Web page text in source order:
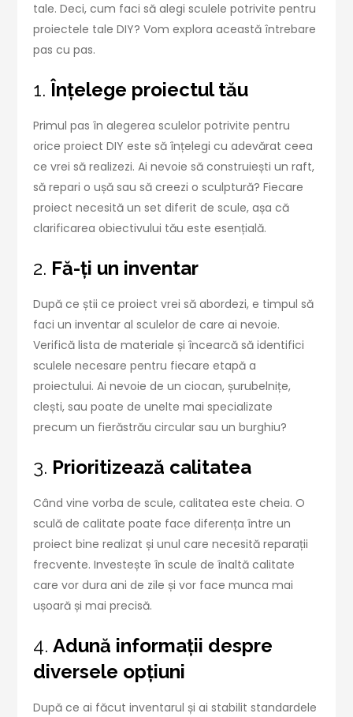
tale. Deci, cum faci să alegi sculele potrivite pentru
proiectele tale DIY? Vom explora această întrebare
pas cu pas.
1. Înțelege proiectul tău
Primul pas în alegerea sculelor potrivite pentru
orice proiect DIY este să înțelegi cu adevărat ceea
ce vrei să realizezi. Ai nevoie să construiești un raft,
să repari o ușă sau să creezi o sculptură? Fiecare
proiect necesită un set diferit de scule, așa că
clarificarea obiectivului tău este esențială.
2. Fă-ți un inventar
După ce știi ce proiect vrei să abordezi, e timpul să
faci un inventar al sculelor de care ai nevoie.
Verifică lista de materiale și încearcă să identifici
sculele necesare pentru fiecare etapă a
proiectului. Ai nevoie de un ciocan, șurubelnițe,
clești, sau poate de unelte mai specializate
precum un fierăstrău circular sau un burghiu?
3. Prioritizează calitatea
Când vine vorba de scule, calitatea este cheia. O
sculă de calitate poate face diferența între un
proiect bine realizat și unul care necesită reparații
frecvente. Investește în scule de înaltă calitate
care vor dura ani de zile și vor face munca mai
ușoară și mai precisă.
4.Adună informații despre
diversele opțiuni
După ce ai făcut inventarul și ai stabilit standardele